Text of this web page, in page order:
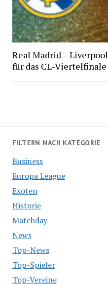
Real Madrid –
für das CL-Viertelfinale
FILTERN NACH KATEGORIE
Business
Europa League
Exoten
Historie
Matchday
News
Top-News
Top-Spieler
Top-Vereine